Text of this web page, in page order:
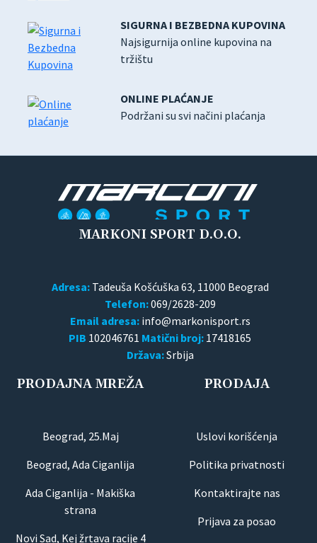
SIGURNA I BEZBEDNA KUPOVINA
Najsigurnija online kupovina na
tržištu
ONLINE PLAĆANJE
Podržani su svi načini plaćanja
MARKONI SPORT D.O.O.
Adresa:Tadeuša Košćuška 63, 11000 Beograd
Telefon:069/2628-209
Email adresa:
PIB 102046761 Matični broj: 17418165
Država:Srbija
PRODAJNA MREŽA
Beograd, 25.Maj
Beograd, Ada Ciganlija
Ada Ciganlija - Makiška
strana
Novi Sad, Kej žrtava racije 4
PRODAJA
Uslovi korišćenja
Politika privatnosti
Kontaktirajte nas
Prijava za posao